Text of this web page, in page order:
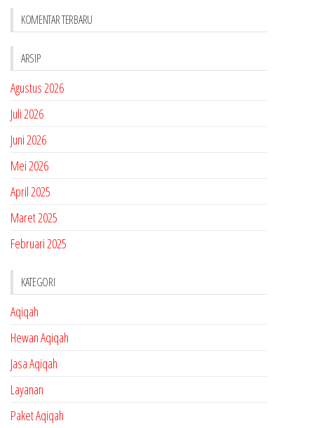
KOMENTAR TERBARU
ARSIP
Agustus 2026
Juli 2026
Juni 2026
Mei 2026
April 2025
Maret 2025
Februari 2025
KATEGORI
Aqiqah
Hewan Aqiqah
Jasa Aqiqah
Layanan
Paket Aqiqah